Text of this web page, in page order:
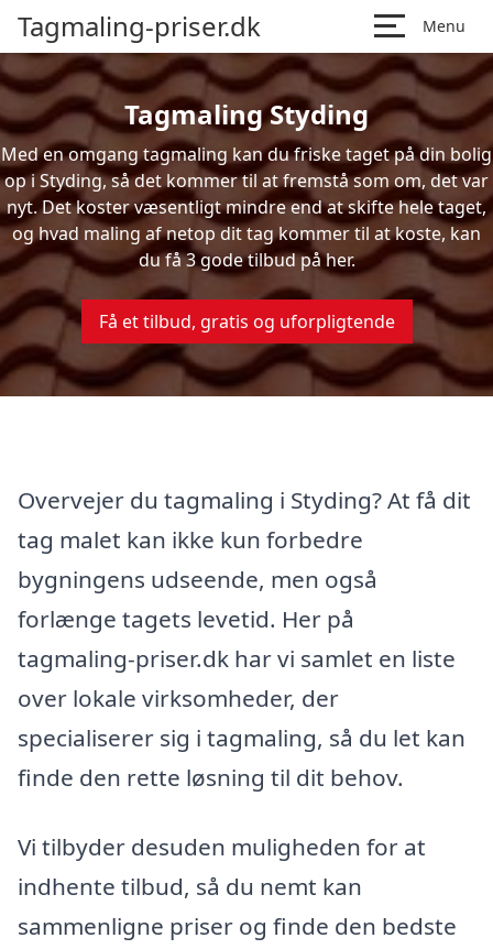
Tagmaling-priser.dk Menu
Tagmaling Styding
Med en omgang tagmaling kan du friske taget på din bolig
op i Styding, så det kommer til at fremstå som om, det var
nyt. Det koster væsentligt mindre end at skifte hele taget,
og hvad maling af netop dit tag kommer til at koste, kan
du få 3 gode tilbud på her.
Få et tilbud, gratis og uforpligtende
Overvejer du tagmaling i Styding? At få dit
tag malet kan ikke kun forbedre
bygningens udseende, men også
forlænge tagets levetid. Her på
tagmaling-priser.dk har vi samlet en liste
over lokale virksomheder, der
specialiserer sig i tagmaling, så du let kan
finde den rette løsning til dit behov.
Vi tilbyder desuden muligheden for at
indhente tilbud, så du nemt kan
sammenligne priser og finde den bedste